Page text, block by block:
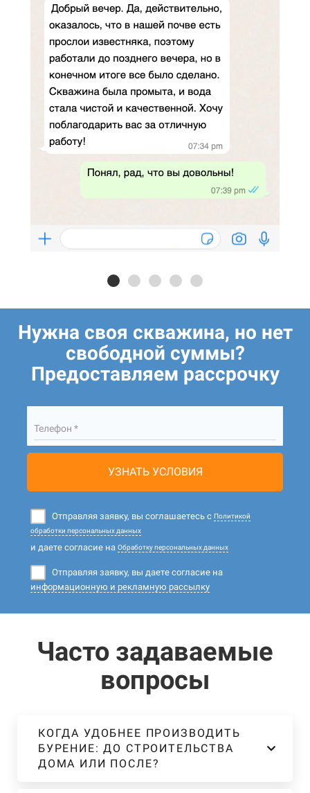
Нужна своя скважина, но нет
свободной суммы?
Предоставляем рассрочку
Телефон *
УЗНАТЬ УСЛОВИЯ
Отправляя заявку, вы соглашаетесь с Политикой
обработки персональных данных
и даете согласие на Обработку персональных данных
Отправляя заявку, вы даете согласие на
информационную и рекламную рассылку
Часто задаваемые
вопросы
КОГДА УДОБНЕЕ ПРОИЗВОДИТЬ
БУРЕНИЕ: ДО СТРОИТЕЛЬСТВА
ДОМА ИЛИ ПОСЛЕ?